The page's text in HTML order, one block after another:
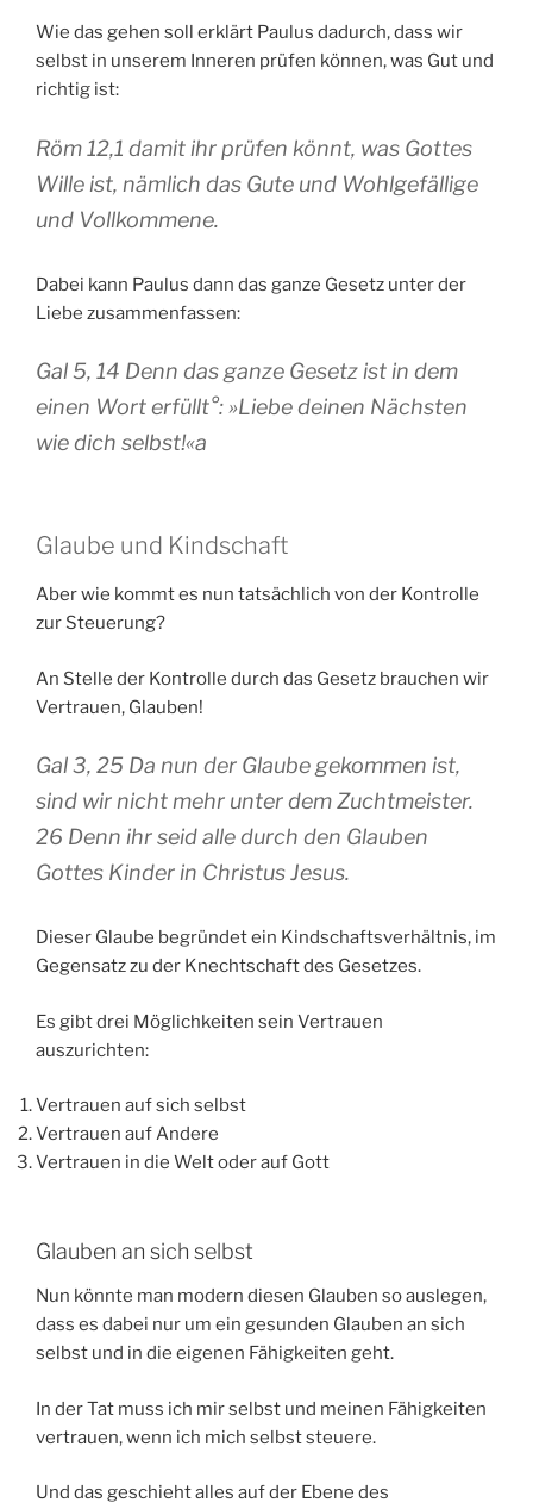
Wie das gehen soll erklärt Paulus dadurch, dass wir
selbst in unserem Inneren prüfen können, was Gut und
richtig ist:
Röm 12,1 damit ihr prüfen könnt, was Gottes
Wille ist, nämlich das Gute und Wohlgefällige
und Vollkommene.
Dabei kann Paulus dann das ganze Gesetz unter der
Liebe zusammenfassen:
Gal 5, 14 Denn das ganze Gesetz ist in dem
einen Wort erfüllt°: »Liebe deinen Nächsten
wie dich selbst!«a
Glaube und Kindschaft
Aber wie kommt es nun tatsächlich von der Kontrolle
zur Steuerung?
An Stelle der Kontrolle durch das Gesetz brauchen wir
Vertrauen, Glauben!
Gal 3, 25 Da nun der Glaube gekommen ist,
sind wir nicht mehr unter dem Zuchtmeister.
26 Denn ihr seid alle durch den Glauben
Gottes Kinder in Christus Jesus.
Dieser Glaube begründet ein Kindschaftsverhältnis, im
Gegensatz zu der Knechtschaft des Gesetzes.
Es gibt drei Möglichkeiten sein Vertrauen
auszurichten:
Vertrauen auf sich selbst
Vertrauen auf Andere
Vertrauen in die Welt oder auf Gott
Glauben an sich selbst
Nun könnte man modern diesen Glauben so auslegen,
dass es dabei nur um ein gesunden Glauben an sich
selbst und in die eigenen Fähigkeiten geht.
In der Tat muss ich mir selbst und meinen Fähigkeiten
vertrauen, wenn ich mich selbst steuere.
Und das geschieht alles auf der Ebene des